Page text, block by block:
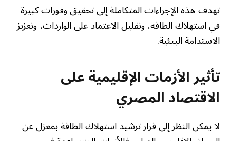
تهدف هذه الإجراءات المتكاملة إلى تحقيق وفورات كبيرة
في استهلاك الطاقة، وتقليل الاعتماد على الواردات، وتعزيز
الاستدامة البيئية.
تأثير الأزمات الإقليمية على
الاقتصاد المصري
لا يمكن النظر إلى قرار ترشيد استهلاك الطاقة بمعزل عن